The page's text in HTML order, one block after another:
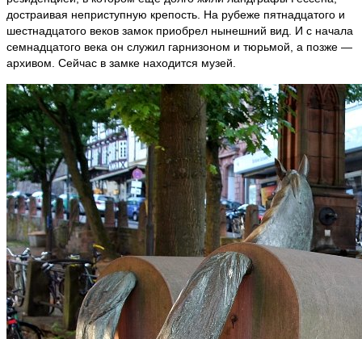
достраивая неприступную крепость. На рубеже пятнадцатого и
шестнадцатого веков замок приобрел нынешний вид. И с начала
семнадцатого века он служил гарнизоном и тюрьмой, а позже —
архивом. Сейчас в замке находится музей.